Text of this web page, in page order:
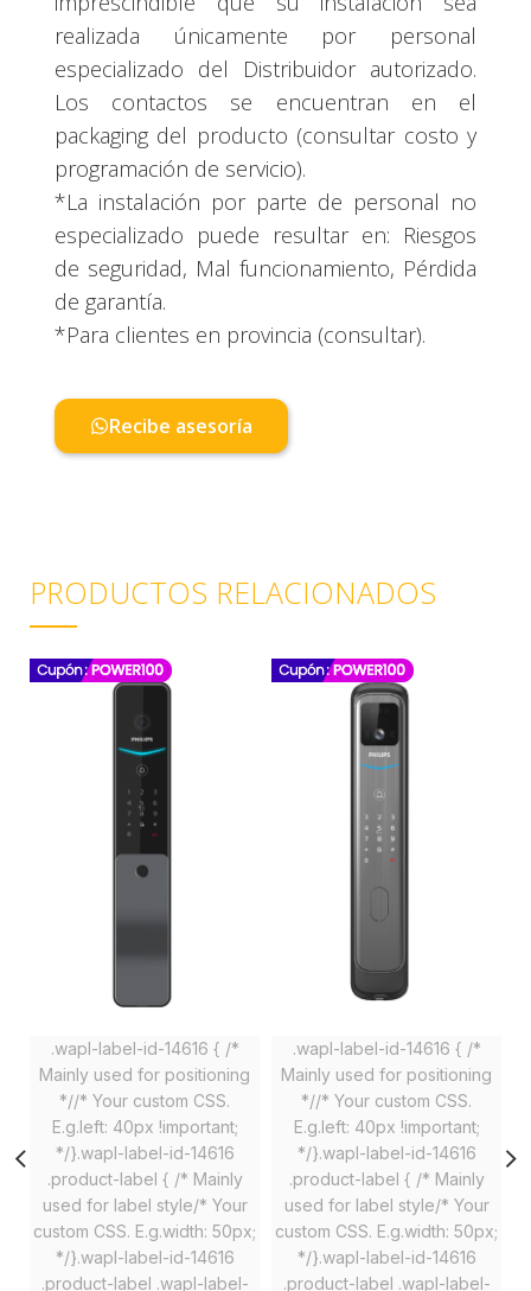
realizada únicamente por personal
especializado del Distribuidor autorizado.
Los contactos se encuentran en el
packaging del producto (consultar costo y
programación de servicio).
*La instalación por parte de personal no
especializado puede resultar en: Riesgos
de seguridad, Mal funcionamiento, Pérdida
de garantía.
*Para clientes en provincia (consultar).
Recibe asesoría
PRODUCTOS RELACIONADOS
.wapl-label-id-14616 { /*
Mainly used for positioning
*//* Your custom CSS.
E.g.left: 40px !important;
*/}.wapl-label-id-14616
.product-label { /* Mainly
used for label style/* Your
custom CSS. E.g.width: 50px;
*/}.wapl-label-id-14616
.product-label .wapl-label-
.wapl-label-id-14616 { /*
Mainly used for positioning
*//* Your custom CSS.
E.g.left: 40px !important;
*/}.wapl-label-id-14616
.product-label { /* Mainly
used for label style/* Your
custom CSS. E.g.width: 50px;
*/}.wapl-label-id-14616
.product-label .wapl-label-